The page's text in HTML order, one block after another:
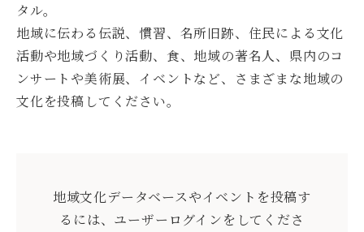
タル。
地域に伝わる伝説、慣習、名所旧跡、住民による文化
活動や地域づくり活動、食、地域の著名人、県内のコ
ンサートや美術展、イベントなど、さまざまな地域の
文化を投稿してください。
地域文化データベースやイベントを投稿す
るには、ユーザーログインをしてくださ